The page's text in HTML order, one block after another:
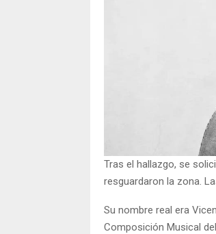
Tras el hallazgo, se
resguardaron la zona.
Su nombre real era
Composición Musical